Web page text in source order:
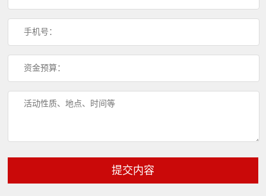
提交内容